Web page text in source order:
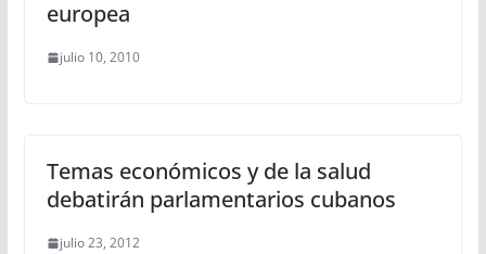
europea
julio 10, 2010
Temas económicos y de la salud
debatirán parlamentarios cubanos
julio 23, 2012